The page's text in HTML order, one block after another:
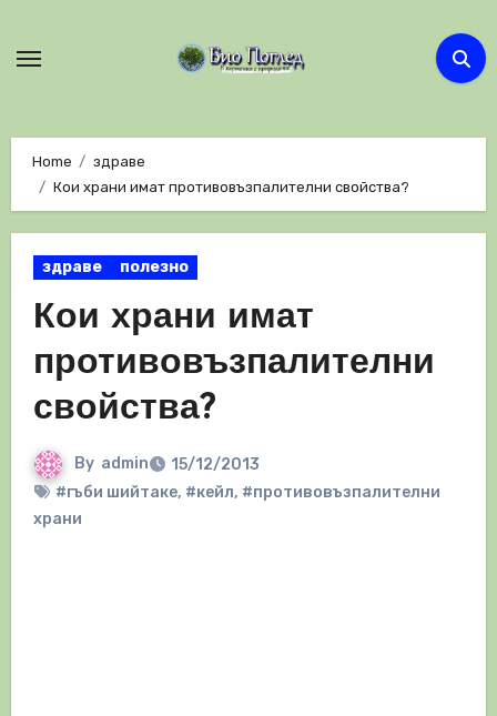
Home
здраве
Кои храни имат противовъзпалителни свойства?
здраве полезно
Кои храни имат
противовъзпалителни
свойства?
By admin
15/12/2013
#гъби шийтаке, #кейл, #противовъзпалителни
храни